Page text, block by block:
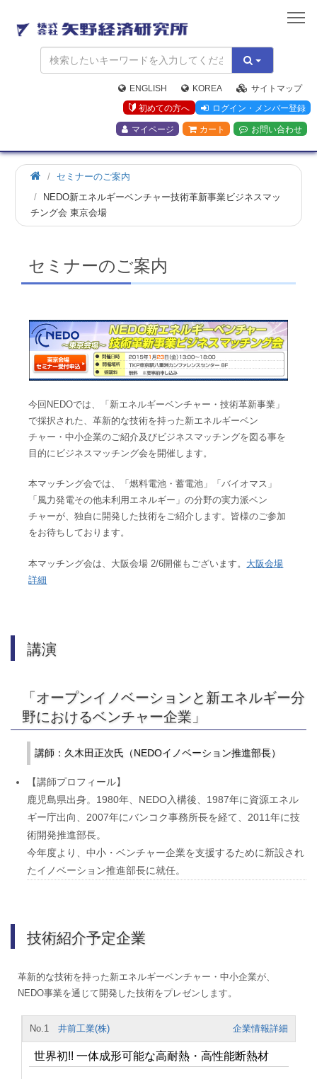
矢
野
経
済
研
究
所
ENGLISH KOREA
サイトマップ
初めての方へ
ログイン・メンバー登録
マイページ カート お問い合わせ
ホ
ー
セミナーのご案内
NEDO新エネルギーベンチャー技術革新事業ビジネスマッ
チング会 東京会場
セミナーのご案内
今回NEDOでは、「新エネルギーベンチャー・技術革新事業」
で採択された、革新的な技術を持った新エネルギーベン
チャー・中小企業のご紹介及びビジネスマッチングを図る事を
目的にビジネスマッチング会を開催します。
本マッチング会では、「燃料電池・蓄電池」「バイオマス」
「風力発電その他未利用エネルギー」の分野の実力派ベン
チャーが、独自に開発した技術をご紹介します。皆様のご参加
をお待ちしております。
本マッチング会は、大阪会場 2/6開催もございます。 大阪会場
詳細
講演
「オープンイノベーションと新エネルギー分
野におけるベンチャー企業」
講師：久木田正次氏（NEDOイノベーション推進部長）
【講師プロフィール】
鹿児島県出身。1980年、NEDO入構後、1987年に資源エネル
ギー庁出向、2007年にバンコク事務所長を経て、2011年に技
術開発推進部長。
今年度より、中小・ベンチャー企業を支援するために新設され
たイノベーション推進部長に就任。
技術紹介予定企業
革新的な技術を持った新エネルギーベンチャー・中小企業が、
NEDO事業を通じて開発した技術をプレゼンします。
No.1井前工業(株) 企業情報詳細
世界初!! 一体成形可能な高耐熱・高性能断熱材